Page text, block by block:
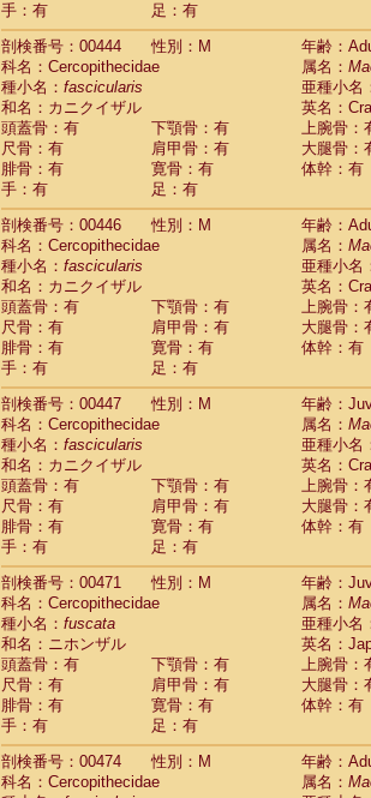
手：有
足：有
剖検番号：00444
性別：M
年齢：
科名：Cercopithecidae
属名：
種小名： fascicularis
亜種小名
和名：カニクイザル
英名：
頭蓋骨：有
下顎骨：有
上腕骨：
尺骨：有
肩甲骨：有
大腿骨：
腓骨：有
寛骨：有
体幹：有
手：有
足：有
剖検番号：00446
性別：M
年齢：
科名：Cercopithecidae
属名：
種小名： fascicularis
亜種小名
和名：カニクイザル
英名：
頭蓋骨：有
下顎骨：有
上腕骨：
尺骨：有
肩甲骨：有
大腿骨：
腓骨：有
寛骨：有
体幹：有
手：有
足：有
剖検番号：00447
性別：M
年齢：
科名：Cercopithecidae
属名：
種小名： fascicularis
亜種小名
和名：カニクイザル
英名：
頭蓋骨：有
下顎骨：有
上腕骨：
尺骨：有
肩甲骨：有
大腿骨：
腓骨：有
寛骨：有
体幹：有
手：有
足：有
剖検番号：00471
性別：M
年齢：
科名：Cercopithecidae
属名：
種小名： fuscata
亜種小名
和名：ニホンザル
英名：
頭蓋骨：有
下顎骨：有
上腕骨：
尺骨：有
肩甲骨：有
大腿骨：
腓骨：有
寛骨：有
体幹：有
手：有
足：有
剖検番号：00474
性別：M
年齢：
科名：Cercopithecidae
属名：